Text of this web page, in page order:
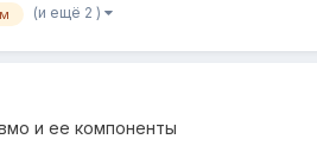
(и ещё 2 )
и ее компоненты